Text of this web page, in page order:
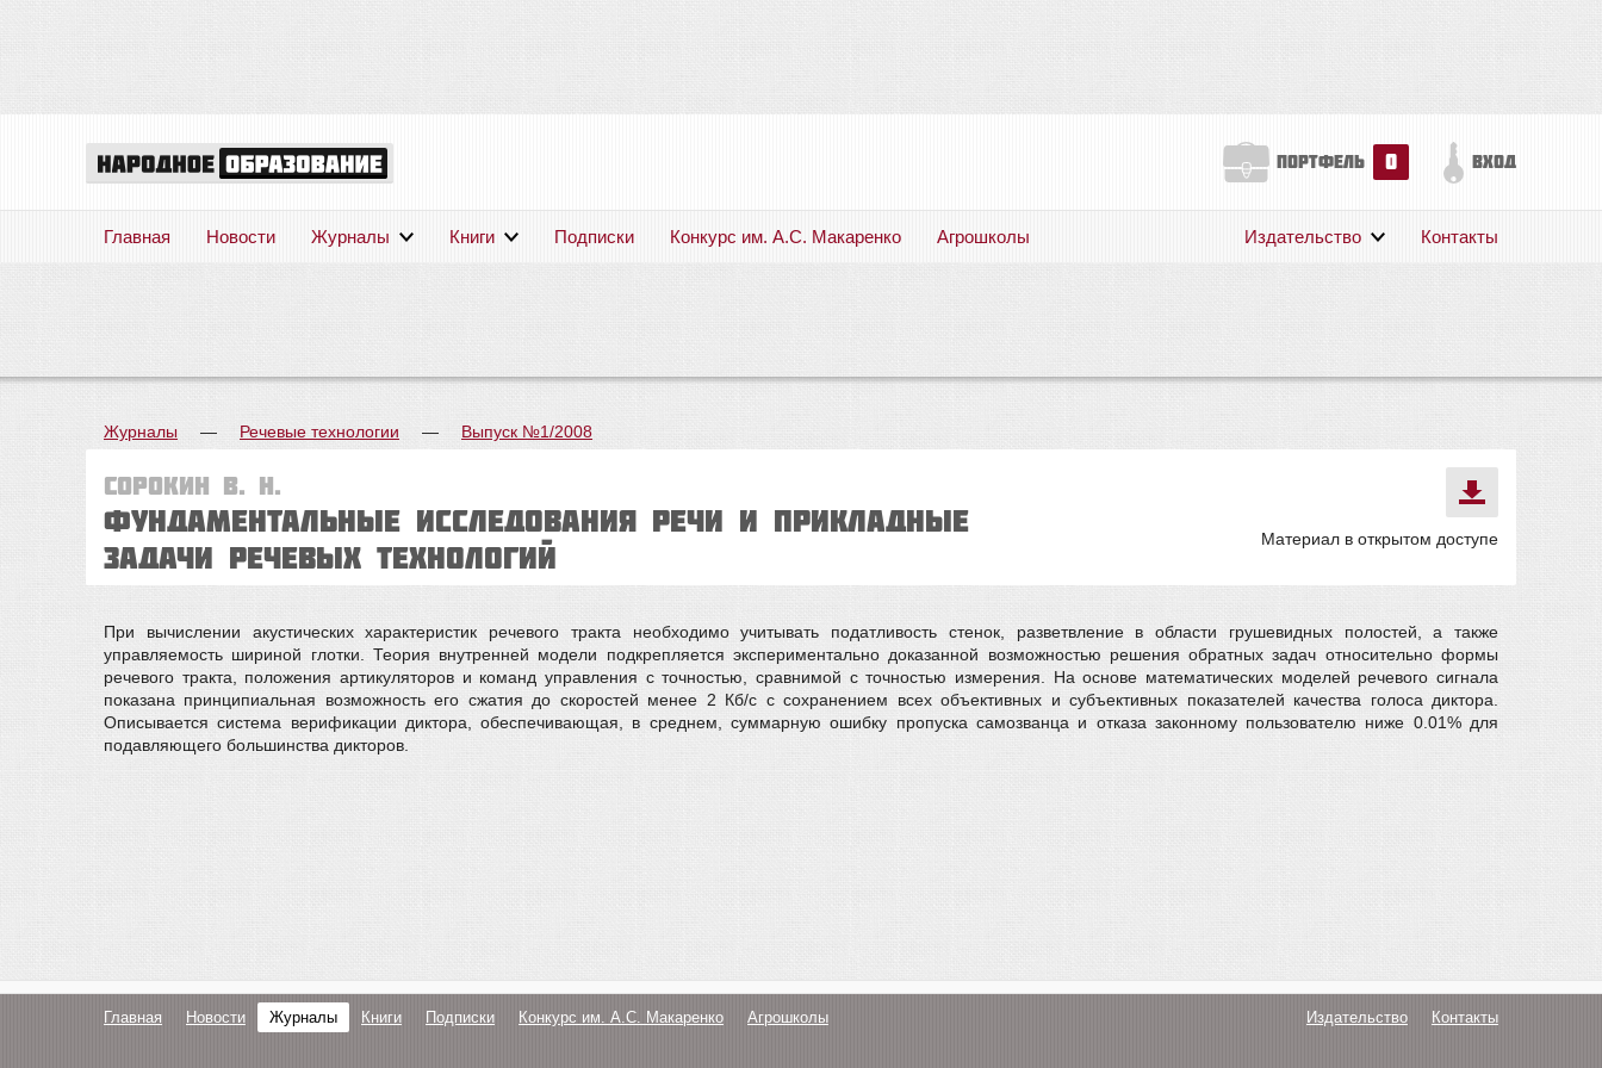
портфель 0 вход
Главная Новости Журналы Книги Подписки Конкурс им. А.С. Макаренко Агрошколы
Публикации
Издательство Контакты
Журналы — Речевые технологии — Выпуск №1/2008
Сорокин В. Н.
Фундаментальные исследования речи и прикладные
задачи речевых технологий
Материал в открытом доступе
При вычислении акустических характеристик речевого тракта необходимо учитывать податливость стенок, разветвление в области грушевидных полостей, а также
управляемость шириной глотки. Теория внутренней модели подкрепляется экспериментально доказанной возможностью решения обратных задач относительно формы
речевого тракта, положения артикуляторов и команд управления с точностью, сравнимой с точностью измерения. На основе математических моделей речевого сигнала
показана принципиальная возможность его сжатия до скоростей менее 2 Кб/с с сохранением всех объективных и субъективных показателей качества голоса диктора.
Описывается система верификации диктора, обеспечивающая, в среднем, суммарную ошибку пропуска самозванца и отказа законному пользователю ниже 0.01% для
подавляющего большинства дикторов.
Главная Новости Журналы Книги Подписки Конкурс им. А.С. Макаренко Агрошколы Издательство Контакты